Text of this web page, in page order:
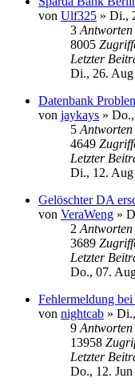
von Ulf325 » Di.,
3 Antworten
8005
Letzter
Di., 26.
Datenbank
von jaykays »
5 Antworten
4649
Letzter
Di., 12. Aug
Gelöschter DA
von VeraWeng »
2 Antworten
3689
Letzter
Do., 07.
Fehlermeldung
von nightcab »
9 Antworten
13958
Letzter
Do., 12.